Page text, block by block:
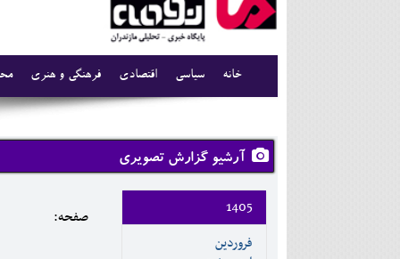
فرهنگی و هنری اقتصادی سیاسی خانه
آرشیو گزارش تصویری
صفحه:
1405
فروردين